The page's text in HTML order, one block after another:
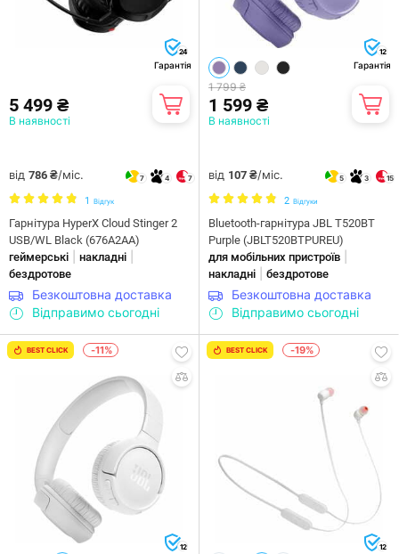
24
Гарантія
5 499 ₴
В наявності
від 786 ₴/міс. 7 4 7
1 Відгук
Гарнітура HyperX Cloud Stinger 2
USB/WL Black (676A2AA)
геймерські
накладні
бездротове
Безкоштовна доставка
Відправимо сьогодні
12
Гарантія
1 799 ₴
1 599 ₴
В наявності
від 107 ₴/міс. 5 3 15
2 Відгуки
Bluetooth-гарнітура JBL T520BT
Purple (JBLT520BTPUREU)
для мобільних пристроїв
накладні бездротове
Безкоштовна доставка
Відправимо сьогодні
BEST CLICK -11%
12
BEST CLICK -19%
12